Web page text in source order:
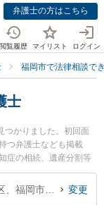
弁護士の方はこちら
閲覧履歴 マイリスト ログイン
福岡市で法律相談で
士
つかりました。初回面
つ弁護士なども掲載
症の相続、遺産分割等
護士法人フレア法律事
務所弁護士法人の柴田
変更